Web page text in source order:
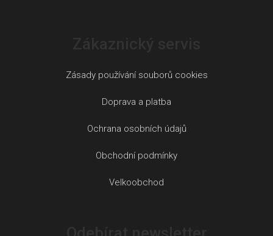
Zásady používání souborů cookies
Doprava a platba
Ochrana osobních údajů
Obchodní podmínky
Velkoobchod